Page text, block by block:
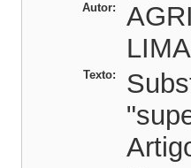
Autor:
Texto: